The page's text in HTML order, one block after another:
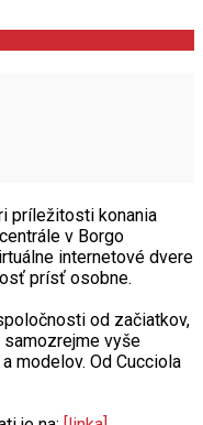
príležitosti konania
v Borgo
internetové dvere
prísť osobne.
od začiatkov,
vyše
modelov. Od Cucciola